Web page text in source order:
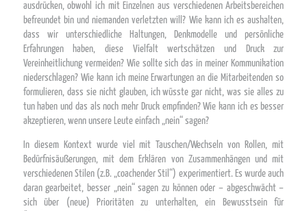
ausdrücken, obwohl ich mit Einzelnen aus verschiedenen Arbeitsbereichen
befreundet bin und niemanden verletzten will? Wie kann ich es aushalten,
dass wir unterschiedliche Haltungen, Denkmodelle und persönliche
Erfahrungen haben, diese Vielfalt wertschätzen und Druck zur
Vereinheitlichung vermeiden? Wie sollte sich das in meiner Kommunikation
niederschlagen? Wie kann ich meine Erwartungen an die Mitarbeitenden so
formulieren, dass sie nicht glauben, ich wüsste gar nicht, was sie alles zu
tun haben und das als noch mehr Druck empfinden? Wie kann ich es besser
akzeptieren, wenn unsere Leute einfach „nein“ sagen?
In diesem Kontext wurde viel mit Tauschen/Wechseln von Rollen, mit
Bedürfnisäußerungen, mit dem Erklären von Zusammenhängen und mit
verschiedenen Stilen (z.B. „coachender Stil“) experimentiert. Es wurde auch
daran gearbeitet, besser „nein“ sagen zu können oder – abgeschwächt –
sich über (neue) Prioritäten zu unterhalten, ein Bewusstsein für